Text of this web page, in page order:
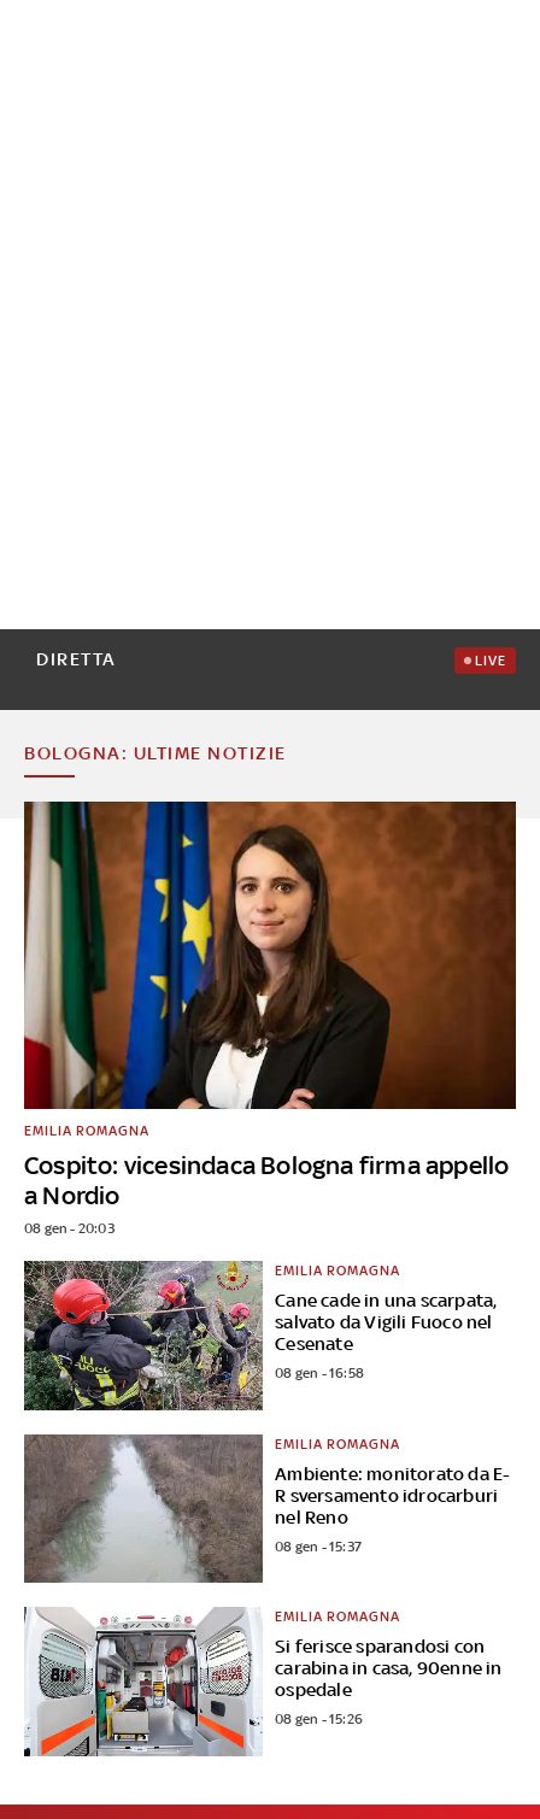
DIRETTA LIVE
BOLOGNA: ULTIME NOTIZIE
Cospito: vicesindaca Bologna firma appello
a Nordio
EMILIA ROMAGNA
08 gen - 20:03
Cane cade in una scarpata,
salvato da Vigili Fuoco nel
Cesenate
EMILIA ROMAGNA
08 gen - 16:58
Ambiente: monitorato da E-
R sversamento idrocarburi
nel Reno
EMILIA ROMAGNA
08 gen - 15:37
Si ferisce sparandosi con
carabina in casa, 90enne in
ospedale
EMILIA ROMAGNA
08 gen - 15:26